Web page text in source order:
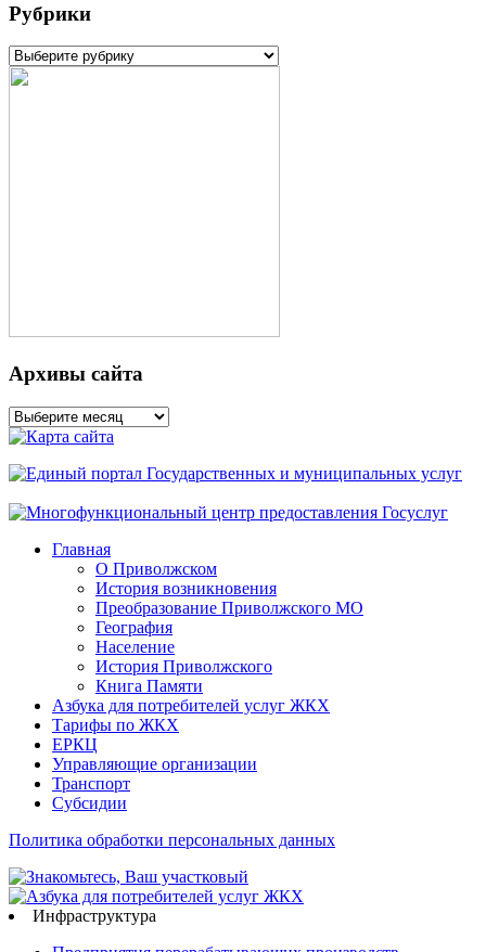
Рубрики
Рубрики
Архивы сайта
Архивы
сайта
Главная
О Приволжском
История возникновения
Преобразование Приволжского МО
География
Население
История Приволжского
Книга Памяти
Азбука для потребителей услуг ЖКХ
Тарифы по ЖКХ
ЕРКЦ
Управляющие организации
Транспорт
Субсидии
Политика обработки персональных данных
Инфраструктура